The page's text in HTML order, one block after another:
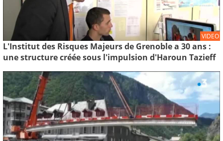
VIDEO
L'Institut des Risques Majeurs de Grenoble a 30 ans :
une structure créée sous l'impulsion d'Haroun Tazieff